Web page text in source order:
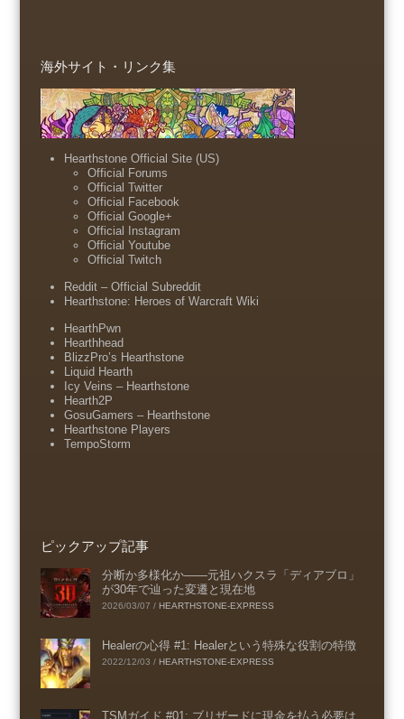
海外サイト・リンク集
Hearthstone Official Site (US)
Official Forums
Official Twitter
Official Facebook
Official Google+
Official Instagram
Official Youtube
Official Twitch
Reddit – Official Subreddit
Hearthstone: Heroes of Warcraft Wiki
HearthPwn
Hearthhead
BlizzPro’s Hearthstone
Liquid Hearth
Icy Veins – Hearthstone
Hearth2P
GosuGamers – Hearthstone
Hearthstone Players
TempoStorm
ピックアップ記事
分断か多様化か――元祖ハクスラ「ディアブロ」
が30年で辿った変遷と現在地
2026/03/07 / HEARTHSTONE-EXPRESS
Healerの心得 #1: Healerという特殊な役割の特徴
2022/12/03 / HEARTHSTONE-EXPRESS
TSMガイド #01: ブリザードに現金を払う必要は